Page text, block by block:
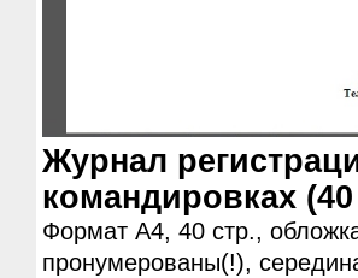
Журнал
командировках (40
Формат А4, 40 стр.,
пронумерованы(!),